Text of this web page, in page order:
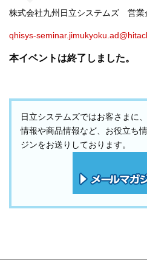
株式会社九州日立システムズ 営
qhisys-
本イベントは終了しました。
日立システムズではお客さまに
情報や商品情報など、お役立ち
ジンをお送りしております。